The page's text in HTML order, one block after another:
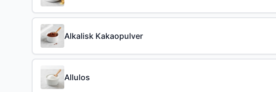
Alkalisk Kakaopulver
Allulos